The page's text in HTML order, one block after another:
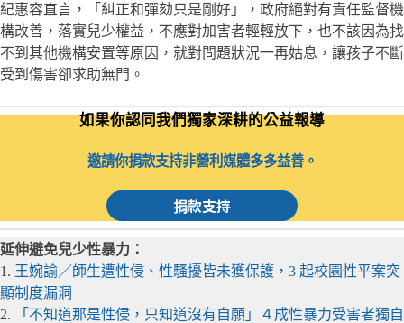
紀惠容直言，「糾正和彈劾只是剛好」，政府絕對有責任監督機
構改善，落實兒少權益，不應對加害者輕輕放下，也不該因為找
不到其他機構安置等原因，就對問題狀況一再姑息，讓孩子不斷
受到傷害卻求助無門。
如果你認同我們獨家深耕的公益報導
邀請你捐款支持非營利媒體多多益善。
捐款支持
延伸避免兒少性暴力：
1. 王婉諭／師生遭性侵、性騷擾皆未獲保護，3 起校園性平案突
顯制度漏洞
2.
「不知道那是性侵，只知道沒有自願」４成性暴力受害者獨自